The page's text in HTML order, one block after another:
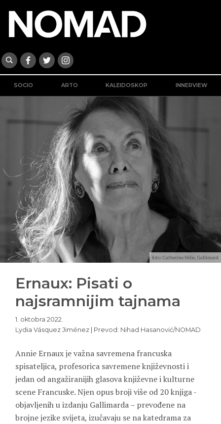
SOCIO ARTO KALEIDOSKOP INNERVIEW
foto: Catherine Hélie, Gallimard
Ernaux: Pisati o
najsramnijim tajnama
1. oktobra 2022.
Lydia Vásquez Jiménez | Prevod: Nihad Hasanović/NOMAD
Annie Ernaux je važna savremena francuska
spisateljica, profesorica savremene književnosti i
jedan od angažiranijih glasova književne i kulturne
scene Francuske. Njen opus broji više od 20 knjiga -
objavljenih u izdanju Gallimarda – prevođene na
brojne jezike svijeta, izučavaju se na katedrama za